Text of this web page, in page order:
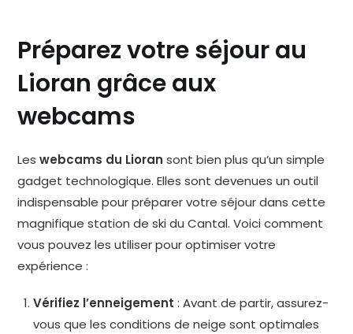
Préparez votre séjour au
Lioran grâce aux
webcams
Leswebcams du Lioran sont bien plus qu’un simple
gadget technologique. Elles sont devenues un outil
indispensable pour préparer votre séjour dans cette
magnifique station de ski du Cantal. Voici comment
vous pouvez les utiliser pour optimiser votre
expérience :
Vérifiez l’enneigement : Avant de partir, assurez-
vous que les conditions de neige sont optimales